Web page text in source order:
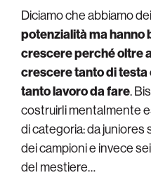
Diciamo che abbiamo
potenzialità ma hanno
crescere perché oltre
crescere tanto di testa
tanto lavoro da fare.
costruirli mentalmente
di categoria: da
dei campioni e invece
del mestiere…